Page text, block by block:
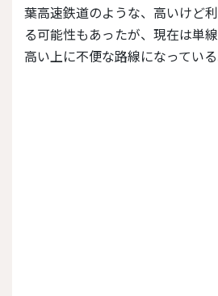
葉高速鉄道のような、高いけど
る可能性もあったが、現在は単
高い上に不便な路線になっている